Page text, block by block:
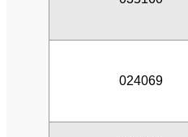
024069